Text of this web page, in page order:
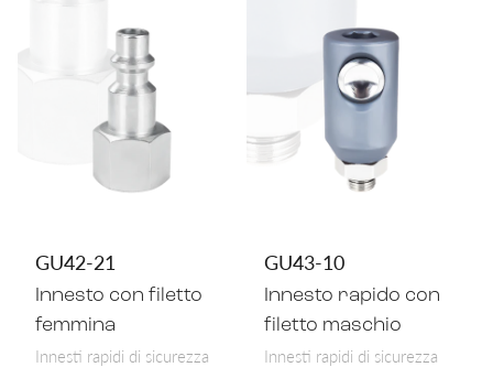
GU42-21
Innesto con filetto
femmina
Innesti rapidi di sicurezza
GU43-10
Innesto rapido con
filetto maschio
Innesti rapidi di sicurezza